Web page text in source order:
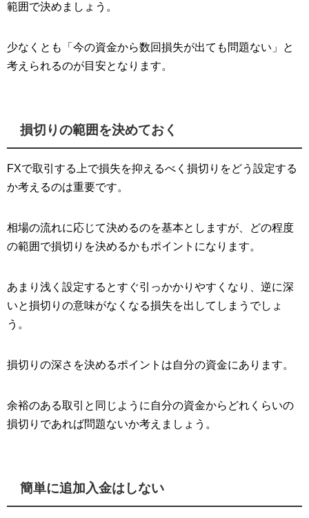
範囲で決めましょう。
少なくとも「今の資金から数回損失が出ても問題ない」と
考えられるのが目安となります。
損切りの範囲を決めておく
FXで取引する上で損失を抑えるべく損切りをどう設定する
か考えるのは重要です。
相場の流れに応じて決めるのを基本としますが、どの程度
の範囲で損切りを決めるかもポイントになります。
あまり浅く設定するとすぐ引っかかりやすくなり、逆に深
いと損切りの意味がなくなる損失を出してしまうでしょ
う。
損切りの深さを決めるポイントは自分の資金にあります。
余裕のある取引と同じように自分の資金からどれくらいの
損切りであれば問題ないか考えましょう。
簡単に追加入金はしない